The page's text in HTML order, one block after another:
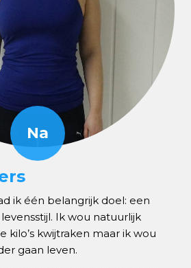
ik één belangrijk doel: een
Ik wou natuurlijk
kilo’s kwijtraken maar ik wou
gaan leven.